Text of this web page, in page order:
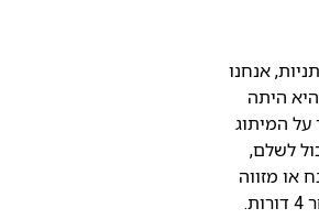
אנחנו
היתה
על המיתוג
לשלם,
או מזווה